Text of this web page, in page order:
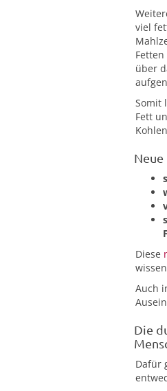
viel
über
Somit
Fett
Diese
Auch
Die
Dafür